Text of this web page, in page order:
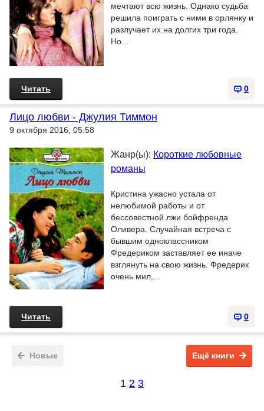
мечтают всю жизнь. Однако судьба
решила поиграть с ними в орлянку и
разлучает их на долгих три года.
Но...
0
Читать
Лицо любви - Джулия Тиммон
9 октября 2016, 05:58
Жанр(ы): Короткие любовные
романы
Кристина ужасно устала от
нелюбимой работы и от
бессовестной лжи бойфренда
Оливера. Случайная встреча с
бывшим одноклассником
Фредериком заставляет ее иначе
взглянуть на свою жизнь. Фредерик
очень мил,...
0
Читать
Новые Ещё книги
1 2 3